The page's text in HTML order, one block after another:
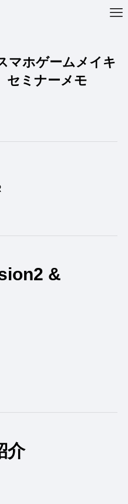
マホゲームメイキ
ミナーメモ
&
介